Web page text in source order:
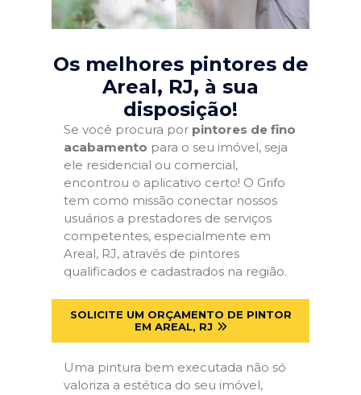
Os melhores pintores de
Areal, RJ, à sua
disposição!
Se você procura por pintores de fino
acabamento para o seu imóvel, seja
ele residencial ou comercial,
encontrou o aplicativo certo! O Grifo
tem como missão conectar nossos
usuários a prestadores de serviços
competentes, especialmente em
Areal, RJ, através de pintores
qualificados e cadastrados na região.
SOLICITE UM ORÇAMENTO DE PINTOR
EM AREAL, RJ
Uma pintura bem executada não só
valoriza a estética do seu imóvel,